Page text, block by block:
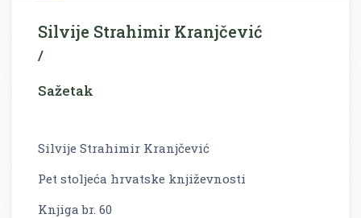
Silvije Strahimir Kranjčević
/
Sažetak
Silvije Strahimir Kranjčević
Pet stoljeća hrvatske književnosti
Knjiga br. 60